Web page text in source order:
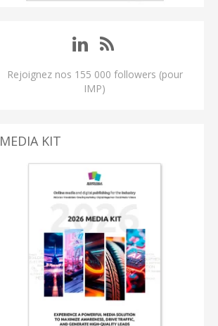
Rejoignez nos 155 000 followers (pour
IMP)
MEDIA KIT